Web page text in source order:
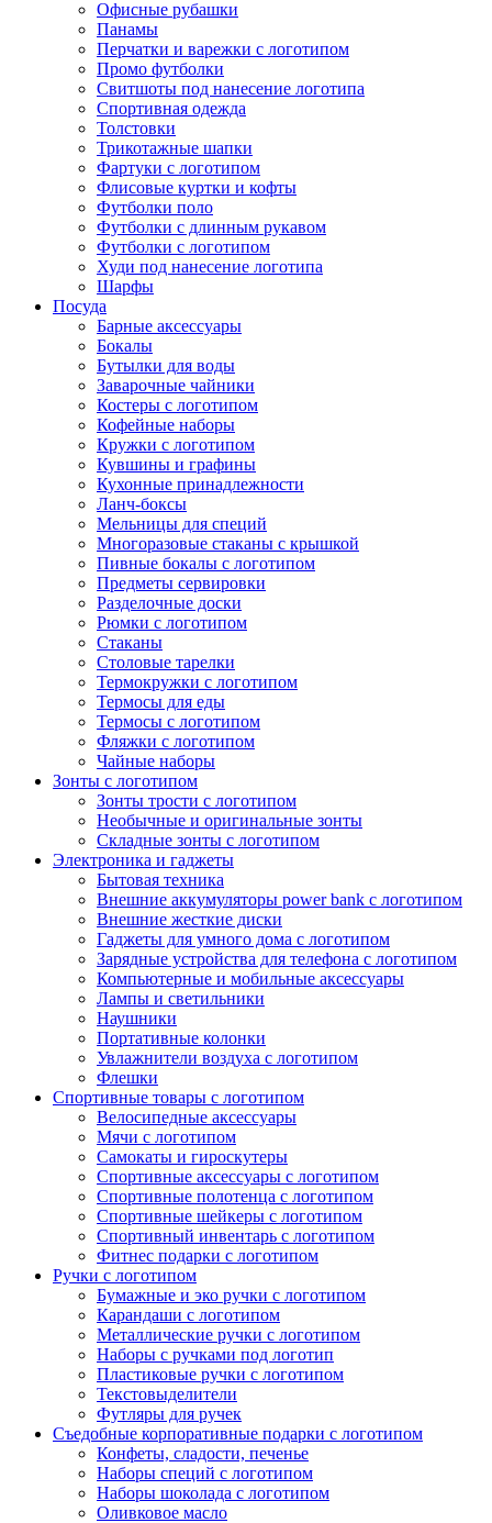
Офисные рубашки
Панамы
Перчатки и варежки с логотипом
Промо футболки
Свитшоты под нанесение логотипа
Спортивная одежда
Толстовки
Трикотажные шапки
Фартуки с логотипом
Флисовые куртки и кофты
Футболки поло
Футболки с длинным рукавом
Футболки с логотипом
Худи под нанесение логотипа
Шарфы
Посуда
Барные аксессуары
Бокалы
Бутылки для воды
Заварочные чайники
Костеры с логотипом
Кофейные наборы
Кружки с логотипом
Кувшины и графины
Кухонные принадлежности
Ланч-боксы
Мельницы для специй
Многоразовые стаканы с крышкой
Пивные бокалы с логотипом
Предметы сервировки
Разделочные доски
Рюмки с логотипом
Стаканы
Столовые тарелки
Термокружки с логотипом
Термосы для еды
Термосы с логотипом
Фляжки с логотипом
Чайные наборы
Зонты с логотипом
Зонты трости с логотипом
Необычные и оригинальные зонты
Складные зонты с логотипом
Электроника и гаджеты
Бытовая техника
Внешние аккумуляторы power bank с логотипом
Внешние жесткие диски
Гаджеты для умного дома с логотипом
Зарядные устройства для телефона с логотипом
Компьютерные и мобильные аксессуары
Лампы и светильники
Наушники
Портативные колонки
Увлажнители воздуха с логотипом
Флешки
Спортивные товары с логотипом
Велосипедные аксессуары
Мячи с логотипом
Самокаты и гироскутеры
Спортивные аксессуары с логотипом
Спортивные полотенца с логотипом
Спортивные шейкеры с логотипом
Спортивный инвентарь с логотипом
Фитнес подарки с логотипом
Ручки с логотипом
Бумажные и эко ручки с логотипом
Карандаши с логотипом
Металлические ручки с логотипом
Наборы с ручками под логотип
Пластиковые ручки с логотипом
Текстовыделители
Футляры для ручек
Съедобные корпоративные подарки с логотипом
Конфеты, сладости, печенье
Наборы специй с логотипом
Наборы шоколада с логотипом
Оливковое масло